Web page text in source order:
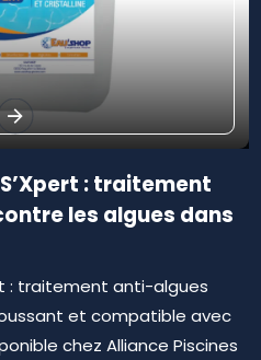
: traitement
les algues dans
: traitement anti-algues
et compatible avec
chez Alliance Piscines